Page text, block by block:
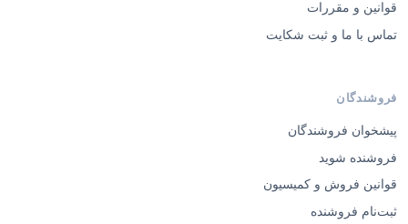
قوانین و مقررات
تماس با ما و ثبت شکایت
فروشندگان
پیشخوان فروشندگان
فروشنده شوید
قوانین فروش و کمیسیون
ثبت‌نام فروشنده